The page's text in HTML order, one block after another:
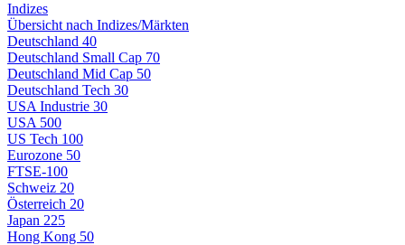
Indizes
Übersicht nach Indizes/Märkten
Deutschland 40
Deutschland Small Cap 70
Deutschland Mid Cap 50
Deutschland Tech 30
USA Industrie 30
USA 500
US Tech 100
Eurozone 50
FTSE-100
Schweiz 20
Österreich 20
Japan 225
Hong Kong 50